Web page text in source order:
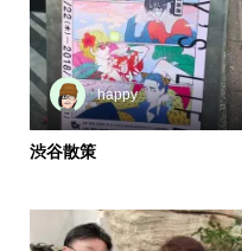
happy
渋谷散策